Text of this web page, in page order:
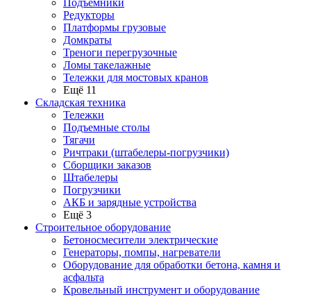
Подъемники
Редукторы
Платформы грузовые
Домкраты
Треноги перегрузочные
Ломы такелажные
Тележки для мостовых кранов
Ещё 11
Складская техника
Тележки
Подъемные столы
Тягачи
Ричтраки (штабелеры-погрузчики)
Сборщики заказов
Штабелеры
Погрузчики
АКБ и зарядные устройства
Ещё 3
Строительное оборудование
Бетоносмесители электрические
Генераторы, помпы, нагреватели
Оборудование для обработки бетона, камня и
асфальта
Кровельный инструмент и оборудование